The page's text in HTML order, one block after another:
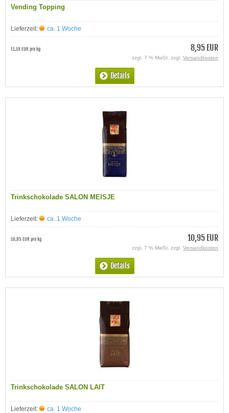
Vending Topping
Lieferzeit: ca. 1 Woche
8,95 EUR
11,19 EUR pro kg
zzgl. 7 % MwSt. zzgl. Versandkosten
Details
Trinkschokolade SALON MEISJE
Lieferzeit: ca. 1 Woche
10,95 EUR
10,95 EUR pro kg
zzgl. 7 % MwSt. zzgl. Versandkosten
Details
Trinkschokolade SALON LAIT
Lieferzeit: ca. 1 Woche